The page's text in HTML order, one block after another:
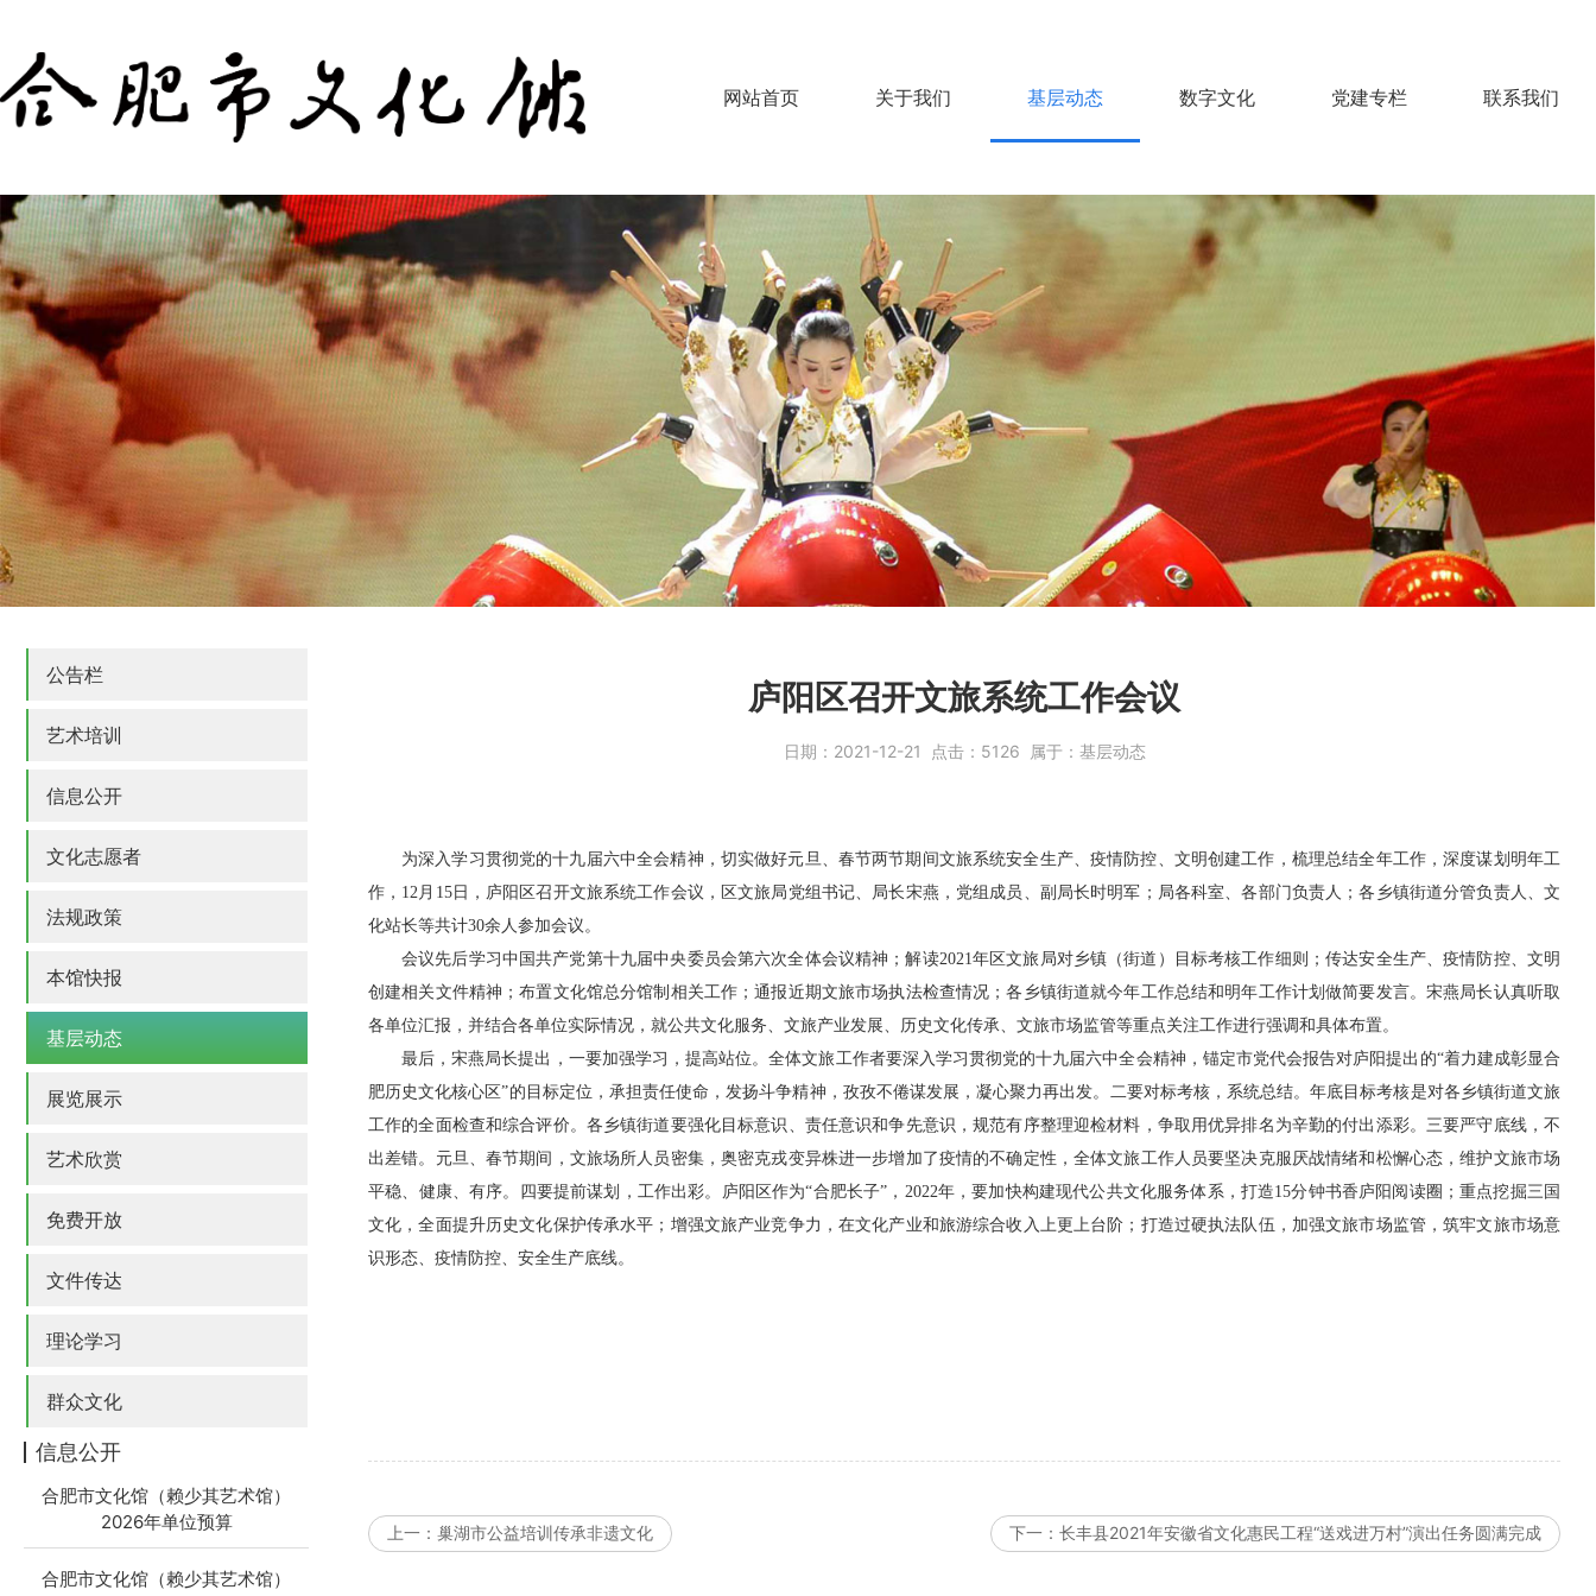
网站首页 关于我们 基层动态 数字文化 党建专栏 联系我们
公告栏
艺术培训
信息公开
文化志愿者
法规政策
本馆快报
基层动态
展览展示
艺术欣赏
免费开放
文件传达
理论学习
群众文化
信息公开
合肥市文化馆（赖少其艺术馆）
2026年单位预算
合肥市文化馆（赖少其艺术馆）
庐阳区召开文旅系统工作会议
日期： 2021-12-21 点击： 5126 属于： 基层动态
为深入学习贯彻党的十九届六中全会精神，切实做好元旦、春节两节期间文旅系统安全生产、疫情防控、文明创建工作，梳理总结全年工作，深度谋划明年工
作，12月15日，庐阳区召开文旅系统工作会议，区文旅局党组书记、局长宋燕，党组成员、副局长时明军；局各科室、各部门负责人；各乡镇街道分管负责人、文
化站长等共计30余人参加会议。
会议先后学习中国共产党第十九届中央委员会第六次全体会议精神；解读2021年区文旅局对乡镇（街道）目标考核工作细则；传达安全生产、疫情防控、文明
创建相关文件精神；布置文化馆总分馆制相关工作；通报近期文旅市场执法检查情况；各乡镇街道就今年工作总结和明年工作计划做简要发言。宋燕局长认真听取
各单位汇报，并结合各单位实际情况，就公共文化服务、文旅产业发展、历史文化传承、文旅市场监管等重点关注工作进行强调和具体布置。
最后，宋燕局长提出，一要加强学习，提高站位。全体文旅工作者要深入学习贯彻党的十九届六中全会精神，锚定市党代会报告对庐阳提出的“着力建成彰显合
肥历史文化核心区”的目标定位，承担责任使命，发扬斗争精神，孜孜不倦谋发展，凝心聚力再出发。二要对标考核，系统总结。年底目标考核是对各乡镇街道文旅
工作的全面检查和综合评价。各乡镇街道要强化目标意识、责任意识和争先意识，规范有序整理迎检材料，争取用优异排名为辛勤的付出添彩。三要严守底线，不
出差错。元旦、春节期间，文旅场所人员密集，奥密克戎变异株进一步增加了疫情的不确定性，全体文旅工作人员要坚决克服厌战情绪和松懈心态，维护文旅市场
平稳、健康、有序。四要提前谋划，工作出彩。庐阳区作为“合肥长子”，2022年，要加快构建现代公共文化服务体系，打造15分钟书香庐阳阅读圈；重点挖掘三国
文化，全面提升历史文化保护传承水平；增强文旅产业竞争力，在文化产业和旅游综合收入上更上台阶；打造过硬执法队伍，加强文旅市场监管，筑牢文旅市场意
识形态、疫情防控、安全生产底线。
上一： 巢湖市公益培训传承非遗文化 下一： 长丰县2021年安徽省文化惠民工程“送戏进万村”演出任务圆满完成